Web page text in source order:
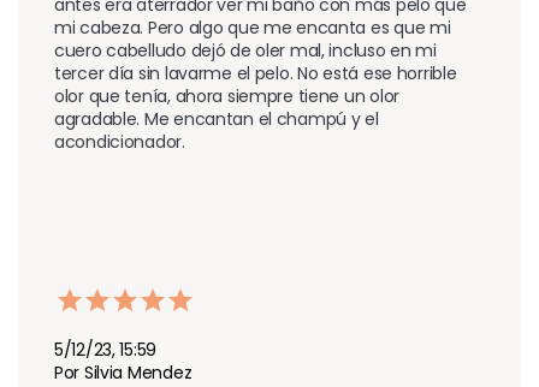
mi cabeza. Pero algo que me encanta es que mi
cuero cabelludo dejó de oler mal, incluso en mi
tercer día sin lavarme el pelo. No está ese horrible
olor que tenía, ahora siempre tiene un olor
agradable. Me encantan el champú y el
acondicionador.
5/12/23, 15:59
Por Silvia Mendez